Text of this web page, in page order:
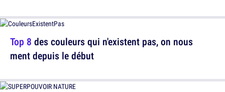
Top 8 des couleurs qui n'existent pas, on nous
ment depuis le début